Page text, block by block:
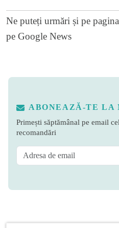
Ne puteți urmări și pe
pe Google News
ABONEAZĂ-TE LA
Primești săptămânal pe email
recomandări